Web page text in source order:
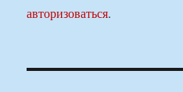
авторизоваться.